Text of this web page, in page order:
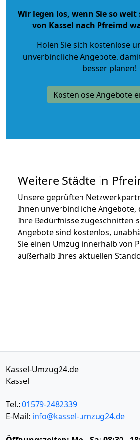
Wir legen los, wenn Sie so
von Kassel nach Pfreimd
Holen Sie sich kostenlose
unverbindliche Angebote,
besser planen!
Kostenlose Angebote
Weitere Städte in
Unsere geprüften
Ihnen unverbindliche Angebote,
Ihre Bedürfnisse zugeschnitten
Angebote sind kostenlos,
Sie einen Umzug innerhalb von
außerhalb Ihres aktuellen
Kassel-Umzug24.de
Kassel
Tel.: 01579-2482339
E-Mail: info@kassel-umzug24.de